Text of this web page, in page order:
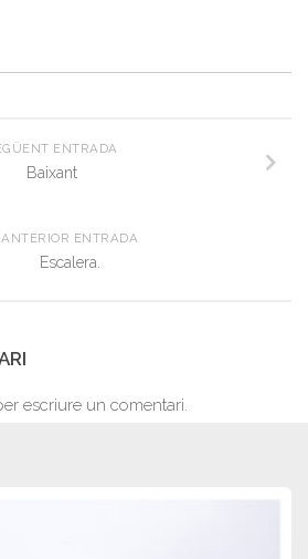
ENTRADA
Baixant
ANTERIOR ENTRADA
Escalera.
escriure un comentari.